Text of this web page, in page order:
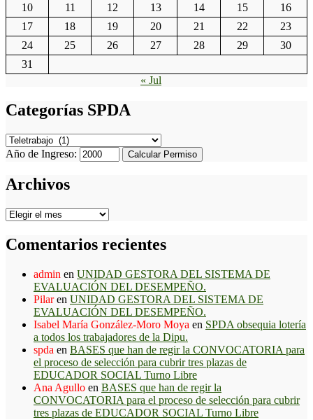
10
11 12 13 14 15
16
17
18 19 20 21 22
23
24
25 26 27 28 29
30
31
« Jul
Categorías SPDA
Categorías
SPDA
Año de Ingreso: Calcular Permiso
Archivos
Archivos
Comentarios recientes
admin en UNIDAD GESTORA DEL SISTEMA DE
EVALUACIÓN DEL DESEMPEÑO.
Pilaren UNIDAD GESTORA DEL SISTEMA DE
EVALUACIÓN DEL DESEMPEÑO.
Isabel María González-Moro Moya en SPDA obsequia lotería
a todos los trabajadores de la Dipu.
spda en BASES que han de regir la CONVOCATORIA para
el proceso de selección para cubrir tres plazas de
EDUCADOR SOCIAL Turno Libre
Ana Agullo en BASES que han de regir la
CONVOCATORIA para el proceso de selección para cubrir
tres plazas de EDUCADOR SOCIAL Turno Libre